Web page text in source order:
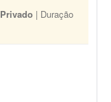
Privado | Duração